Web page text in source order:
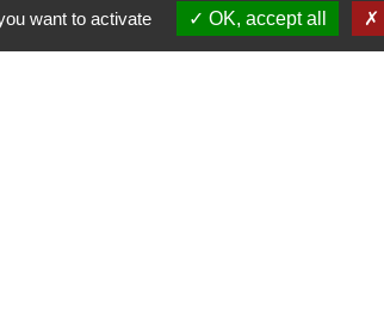
Samedi 8h30 à 12h
want to activate OK, accept all